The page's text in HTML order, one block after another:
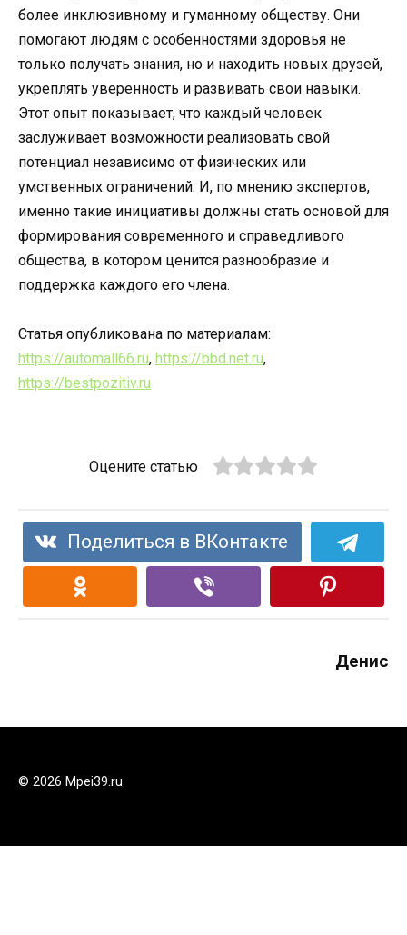
более инклюзивному и гуманному обществу. Они
помогают людям с особенностями здоровья не
только получать знания, но и находить новых друзей,
укреплять уверенность и развивать свои навыки.
Этот опыт показывает, что каждый человек
заслуживает возможности реализовать свой
потенциал независимо от физических или
умственных ограничений. И, по мнению экспертов,
именно такие инициативы должны стать основой для
формирования современного и справедливого
общества, в котором ценится разнообразие и
поддержка каждого его члена.
Статья опубликована по материалам:
https://automall66.ru, https://bbd.net.ru,
https://bestpozitiv.ru
Оцените статью
Поделиться в ВКонтакте
Денис
© 2026 Mpei39.ru